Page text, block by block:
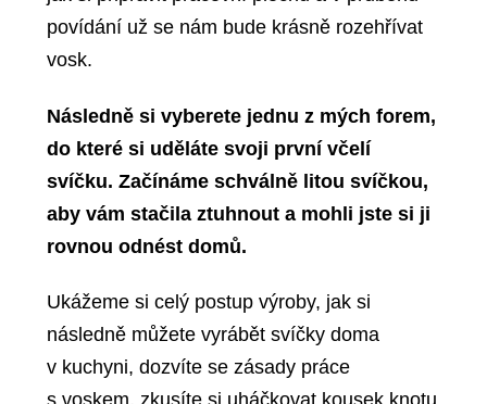
povídání už se nám bude krásně rozehřívat
vosk.
Následně si vyberete jednu z mých forem,
do které si uděláte svoji první včelí
svíčku. Začínáme schválně litou svíčkou,
aby vám stačila ztuhnout a mohli jste si ji
rovnou odnést domů.
Ukážeme si celý postup výroby, jak si
následně můžete vyrábět svíčky doma
v kuchyni, dozvíte se zásady práce